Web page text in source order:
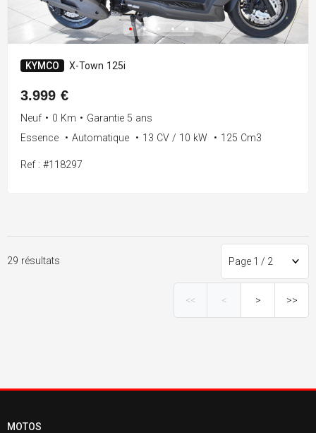
KYMCO X-Town 125i
3.999 €
Neuf • 0 Km • Garantie 5 ans
Essence
• Automatique • 13 CV / 10 kW • 125 Cm3
Ref : #118297
29 résultats
<< < > >>
MOTOS